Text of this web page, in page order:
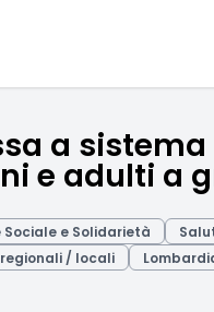
a
e adulti a
Sociale e Solidarietà
/ locali